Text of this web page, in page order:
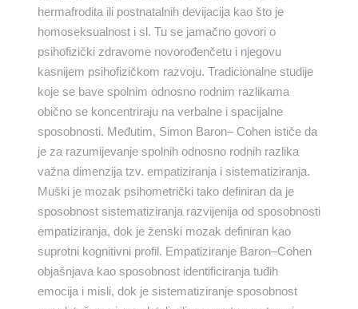
hermafrodita ili postnatalnih devijacija kao što je
homoseksualnost i sl. Tu se jamačno govori o
psihofizički zdravome novorođenčetu i njegovu
kasnijem psihofizičkom razvoju. Tradicionalne studije
koje se bave spolnim odnosno rodnim razlikama
obično se koncentriraju na verbalne i spacijalne
sposobnosti. Međutim, Simon Baron– Cohen ističe da
je za razumijevanje spolnih odnosno rodnih razlika
važna dimenzija tzv. empatiziranja i sistematiziranja.
Muški je mozak psihometrički tako definiran da je
sposobnost sistematiziranja razvijenija od sposobnosti
empatiziranja, dok je ženski mozak definiran kao
suprotni kognitivni profil. Empatiziranje Baron–Cohen
objašnjava kao sposobnost identificiranja tuđih
emocija i misli, dok je sistematiziranje sposobnost